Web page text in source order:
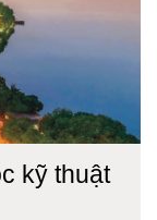
kỹ thuật